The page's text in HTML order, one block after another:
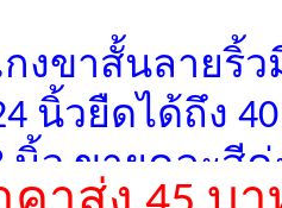
กงขาสั้นลายริ้
นิ้วยืดได้ถึง
นิ้ว ขายคละสีค่